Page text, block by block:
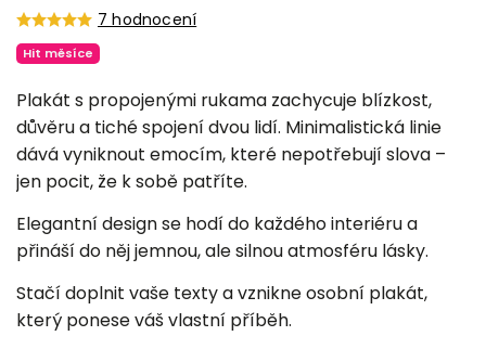
Hit měsíce
7 hodnocení
Plakát s propojenými rukama zachycuje blízkost,
důvěru a tiché spojení dvou lidí. Minimalistická linie
dává vyniknout emocím, které nepotřebují slova –
jen pocit, že k sobě patříte.
Elegantní design se hodí do každého interiéru a
přináší do něj jemnou, ale silnou atmosféru lásky.
Stačí doplnit vaše texty a vznikne osobní plakát,
který ponese váš vlastní příběh.